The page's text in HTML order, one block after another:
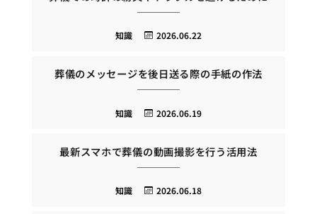
2026.06.22
知識
葬儀のメッセージを後日送る際の手紙の作法
2026.06.19
知識
最新スマホで葬儀の動画撮影を行う活用法
2026.06.18
知識